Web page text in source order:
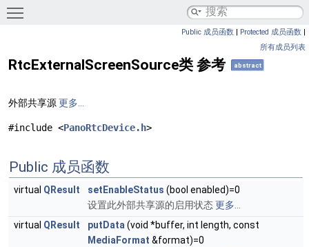
Public 成员函数 | Protected 成员函数 |
所有成员列表
RtcExternalScreenSource类 参考 abstract
外部共享源更多...
#include <PanoRtcDevice.h>
Public 成员函数
virtual QResult setEnableStatus (bool enabled)=0
设置此外部共享源的启用状态更多...
virtual QResult putData(void *buffer, int length, const
MediaFormat &format)=0